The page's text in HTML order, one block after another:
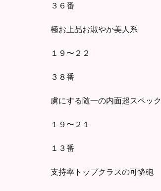
３６番
極お上品お淑やか美人系
１９〜２２
３８番
虜にする随一の内面超スペック
１９〜２１
１３番
支持率トップクラスの可憐砲